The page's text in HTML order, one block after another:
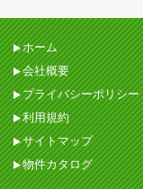
ホーム
会社概要
プライバシーポリシー
利用規約
サイトマップ
物件カタログ